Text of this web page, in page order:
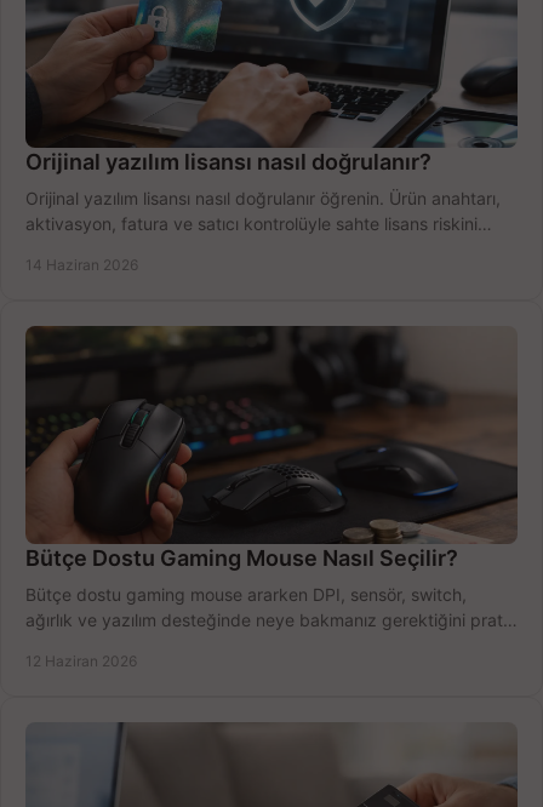
Orijinal yazılım lisansı nasıl doğrulanır?
Orijinal yazılım lisansı nasıl doğrulanır öğrenin. Ürün anahtarı,
aktivasyon, fatura ve satıcı kontrolüyle sahte lisans riskini
14 Haziran 2026
Bütçe Dostu Gaming Mouse Nasıl Seçilir?
Bütçe dostu gaming mouse ararken DPI, sensör, switch,
ağırlık ve yazılım desteğinde neye bakmanız gerektiğini pratik
12 Haziran 2026